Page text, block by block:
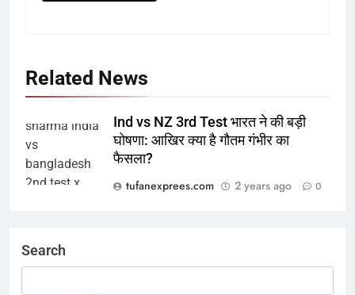
Related News
Ind vs NZ 3rd Test भारत ने की बड़ी
घोषणा: आखिर क्या है गौतम गंभीर का
फैसला?
tufanexprees.com
2 years ago 0
Search